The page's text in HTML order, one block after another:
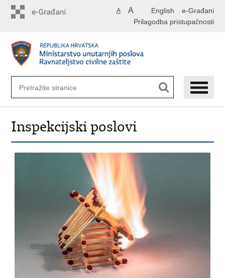
English e-Građani
A A
Prilagodba pristupačnosti
Inspekcijski poslovi